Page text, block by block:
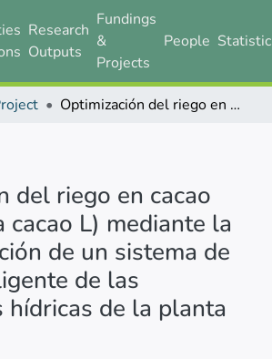
Research
Outputs
Fundings
&
Projects
People
Optimización del riego en cacao (Theobroma cacao L) mediante la implementación de un sistema de control inteligente de las necesidades hídricas de la planta
del riego en cacao
cacao L) mediante la
de un sistema de
de las
hídricas de la planta